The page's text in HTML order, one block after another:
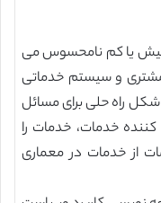
بیش یا کم نامحسوس می
و سیستم خدماتی
راه حلی برای مسائل
خدمات، خدمات را
از خدمات در معماری